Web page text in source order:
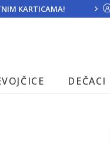
KARTICAMA!
DEČACI